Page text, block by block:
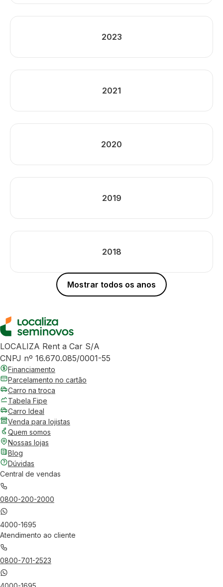
2023
2021
2020
2019
2018
Mostrar todos os anos
LOCALIZA Rent a Car S/A
CNPJ nº 16.670.085/0001-55
Financiamento
Parcelamento no cartão
Carro na troca
Tabela Fipe
Carro Ideal
Venda para lojistas
Quem somos
Nossas lojas
Blog
Dúvidas
Central de vendas
0800-200-2000
4000-1695
Atendimento ao cliente
0800-701-2523